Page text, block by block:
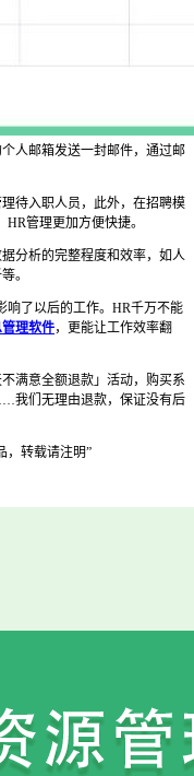
人邮箱发送一封邮件，通过邮
待入职人员，此外，在招聘模
管理更加方便快捷。
分析的完整程度和效率，如人
。
响了以后的工作。HR千万不能
理软件，更能让工作效率翻
满意全额退款」活动，购买系
我们无理由退款，保证没有后
，转载请注明”